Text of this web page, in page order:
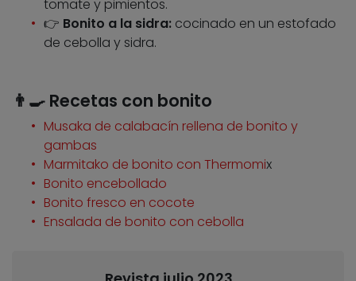
tomate y pimientos.
👉 Bonito a la sidra: cocinado en un estofado
de cebolla y sidra.
👨‍🍳 Recetas con bonito
Musaka de calabacín rellena de bonito y
gambas
Marmitako de bonito con Thermomix
Bonito encebollado
Bonito fresco en cocote
Ensalada de bonito con cebolla